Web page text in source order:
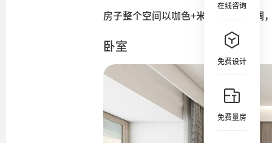
在线咨询
免费设计
免费量房
房子整个空间以咖色+米白色为主色调
卧室